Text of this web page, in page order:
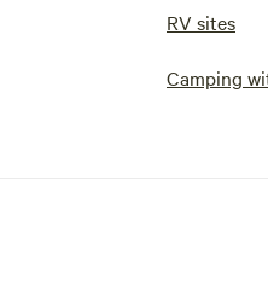
RV sites
Camping